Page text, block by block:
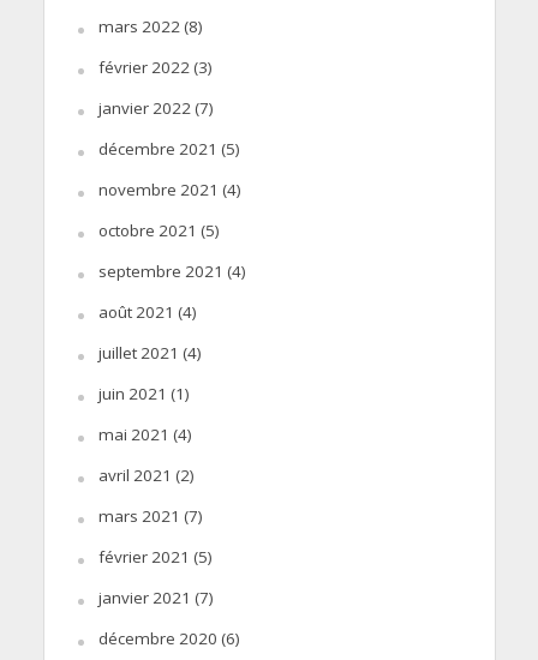
mars 2022 (8)
février 2022 (3)
janvier 2022 (7)
décembre 2021 (5)
novembre 2021 (4)
octobre 2021 (5)
septembre 2021 (4)
août 2021 (4)
juillet 2021 (4)
juin 2021 (1)
mai 2021 (4)
avril 2021 (2)
mars 2021 (7)
février 2021 (5)
janvier 2021 (7)
décembre 2020 (6)